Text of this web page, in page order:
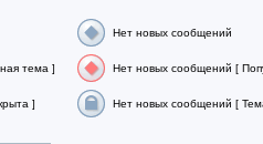
Нет новых сообщений
тема ] Нет новых сообщений [
] Нет новых сообщений [